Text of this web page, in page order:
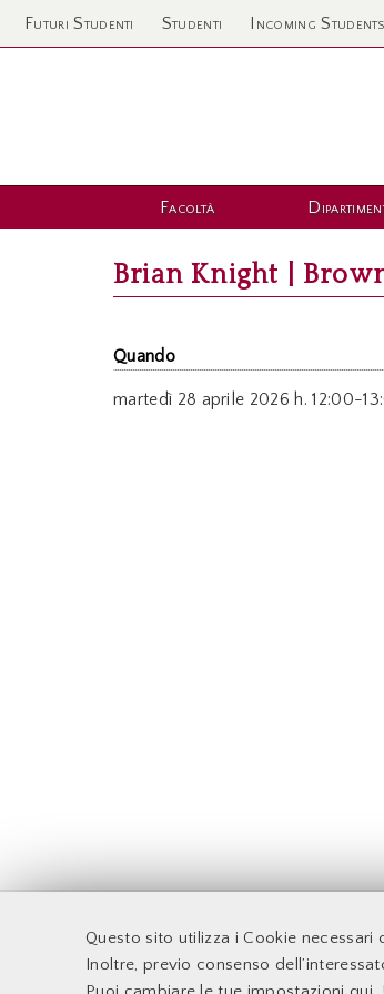
Questo sito utilizza i Cookie necessari
Inoltre, previo consenso
Futuri Studenti Studenti Incoming Students
Facoltà
Brian Knight |
Quando
martedì 28 aprile 2026 h. 12:00-
Accessibilità
Supporto Tecnico
Docenti
Sito web